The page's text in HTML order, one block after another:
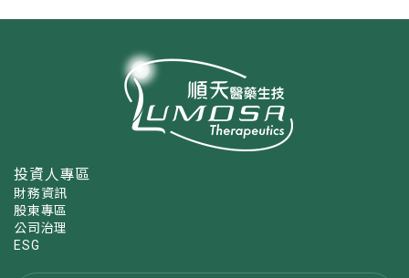
投資人專區
財務資訊
股東專區
公司治理
ESG